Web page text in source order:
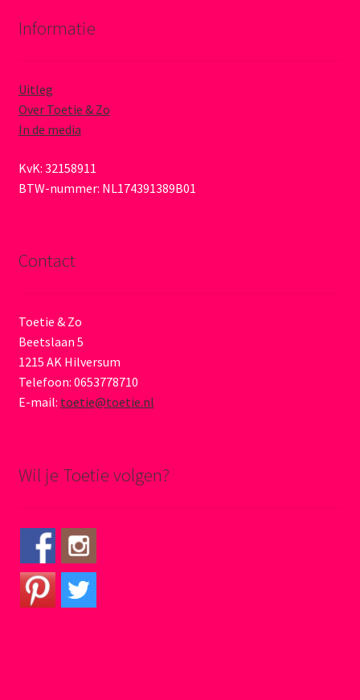
Informatie
Uitleg
Over Toetie & Zo
In de media
KvK: 32158911
BTW-nummer: NL174391389B01
Contact
Toetie & Zo
Beetslaan 5
1215 AK Hilversum
Telefoon: 0653778710
E-mail: toetie@toetie.nl
Wil je Toetie volgen?